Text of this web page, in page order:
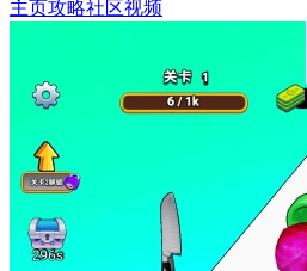
主页攻略社区视频